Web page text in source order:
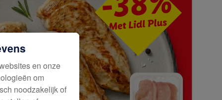
en onze
om
noodzakelijk of